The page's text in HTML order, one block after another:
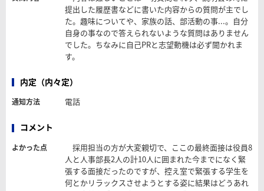
提出した履歴書などに書いた内容からの質問が主でし
た。趣味についてや、家族の話、部活動の事...。自分
自身の事なので答えられないような質問はありません
でした。ちなみに自己PRと志望動機は必ず聞かれま
す。
内定（内々定）
通知方法 電話
コメント
よかった点
採用担当の方が大変親切で、ここの最終面接は役員8
人と人事部長2人の計10人に囲まれた今までになく緊
張する面接だったのですが、控え室で緊張する学生を
何とかリラックスさせようとする姿に結果はどうあれ